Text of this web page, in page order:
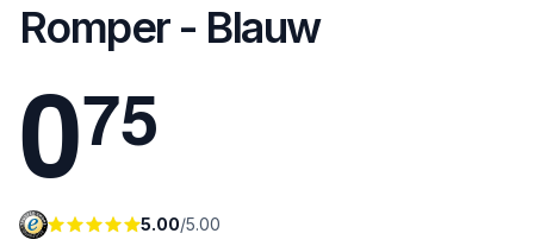
Romper - Blauw
075
5.00/5.00